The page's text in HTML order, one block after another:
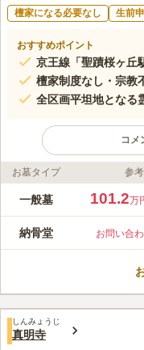
檀家になる必要なし 生前
おすすめポイント
京王線「聖蹟桜ヶ丘
檀家制度なし・宗教
全区画平坦地となる
コメ
ライフドット編集部のコメ
新規オープンし
す。 京王線「聖
地で、聖蹟桜ヶ
ズナブルな価格
みんなの評価
20代男性
周辺環境は、商業
買い物をしたり、食事をし
お墓タイプ 参
一般墓 101.2万
納骨堂 お問い合
しんみょうじ
真明寺